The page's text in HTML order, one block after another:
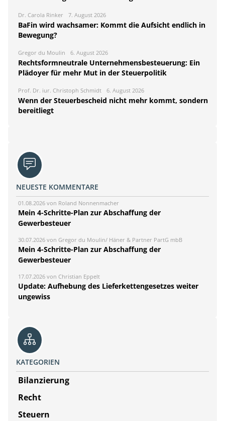
Dr. Carola Rinker 7. August 2026
BaFin wird wachsamer: Kommt die Aufsicht endlich in
Bewegung?
Gregor du Moulin 6. August 2026
Rechtsformneutrale Unternehmensbesteuerung: Ein
Plädoyer für mehr Mut in der Steuerpolitik
Prof. Dr. iur. Christoph Schmidt 6. August 2026
Wenn der Steuerbescheid nicht mehr kommt, sondern
bereitliegt
NEUESTE KOMMENTARE
01.08.2026 von Roland Nonnenmacher
Mein 4-Schritte-Plan zur Abschaffung der
Gewerbesteuer
30.07.2026 von Gregor du Moulin/ Häner & Partner PartG mbB
Mein 4-Schritte-Plan zur Abschaffung der
Gewerbesteuer
17.07.2026 von Christian Eppelt
Update: Aufhebung des Lieferkettengesetzes weiter
ungewiss
KATEGORIEN
Bilanzierung
Recht
Steuern